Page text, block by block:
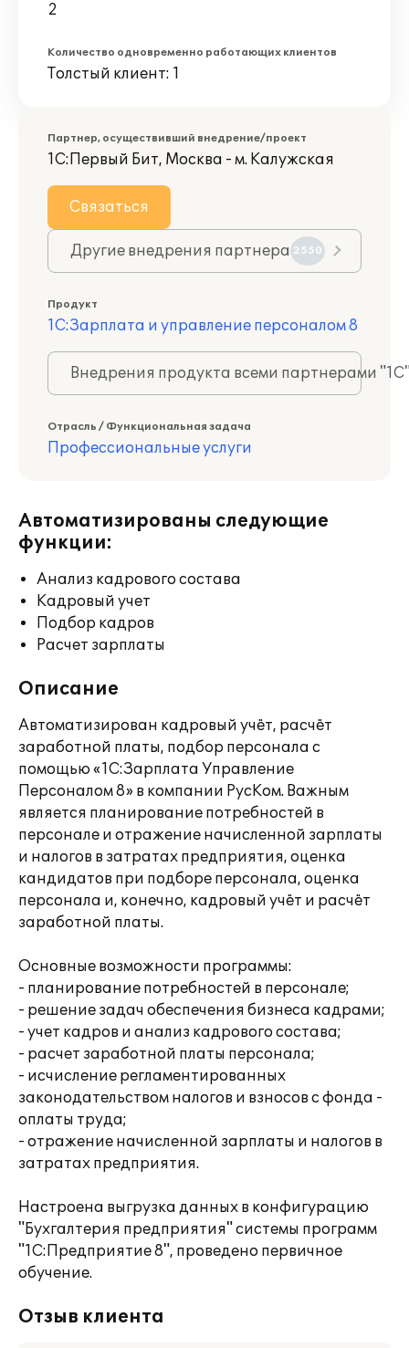
2
Количество одновременно работающих клиентов
Толстый клиент: 1
Партнер, осуществивший внедрение/проект
1С:Первый Бит, Москва - м. Калужская
Связаться
Другие внедрения партнера 2550
Продукт
1С:Зарплата и управление персоналом 8
Внедрения продукта всеми партнерами
Отрасль / Функциональная задача
Профессиональные услуги
Автоматизированы следующие
функции:
Анализ кадрового состава
Кадровый учет
Подбор кадров
Расчет зарплаты
Описание
Автоматизирован кадровый учёт, расчёт
заработной платы, подбор персонала с
помощью «1С:Зарплата Управление
Персоналом 8» в компании РусКом. Важным
является планирование потребностей в
персонале и отражение начисленной зарплаты
и налогов в затратах предприятия, оценка
кандидатов при подборе персонала, оценка
персонала и, конечно, кадровый учёт и расчёт
заработной платы.
Основные возможности программы:
- планирование потребностей в персонале;
- решение задач обеспечения бизнеса кадрами;
- учет кадров и анализ кадрового состава;
- расчет заработной платы персонала;
- исчисление регламентированных
законодательством налогов и взносов с фонда -
оплаты труда;
- отражение начисленной зарплаты и налогов в
затратах предприятия.
Настроена выгрузка данных в конфигурацию
"Бухгалтерия предприятия" системы программ
"1С:Предприятие 8", проведено первичное
обучение.
Отзыв клиента